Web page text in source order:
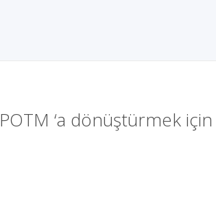
POTM ‘a dönüştürmek